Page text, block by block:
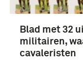
Blad met 32
militairen,
cavaleristen